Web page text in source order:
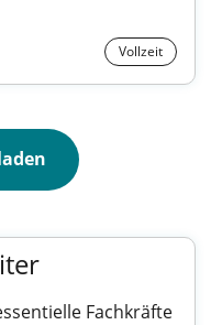
Vollzeit
Fachkräfte